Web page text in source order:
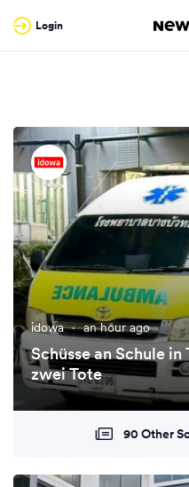
Login
idowa · an hour ago
Schüsse an Schule
zwei Tote
90 Other